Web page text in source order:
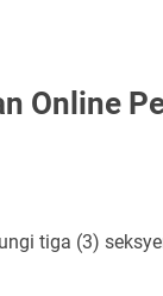
Online
tiga (3)